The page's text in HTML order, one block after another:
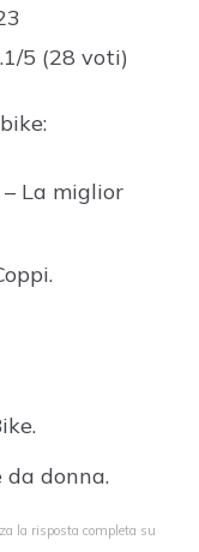
5 (28 voti)
La miglior
da donna.
la risposta completa su